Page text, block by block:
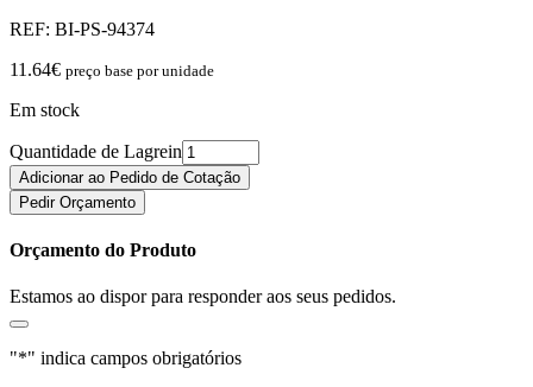
REF: BI-PS-94374
11.64€ preço base por unidade
Em stock
Quantidade de Lagrein
Adicionar ao Pedido de Cotação
Pedir Orçamento
Orçamento do Produto
Estamos ao dispor para responder aos seus pedidos.
"*" indica campos obrigatórios